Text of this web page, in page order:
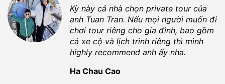
Kỳ này cả nhà chọn private tour của
anh Tuan Tran. Nếu mọi người muốn đi
chơi tour riêng cho gia đình, bao gồm
cả xe cộ và lịch trình riêng thì mình
highly recommend anh ấy nha.
Ha Chau Cao